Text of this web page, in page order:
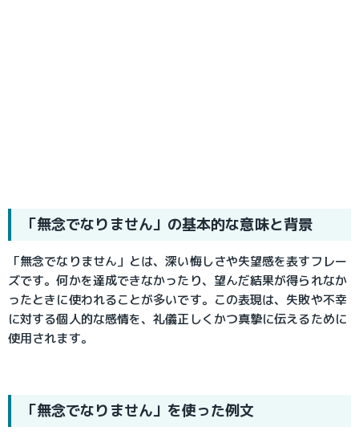
「無念でなりません」の基本的な意味と背景
「無念でなりません」とは、深い悔しさや失望感を表すフレー
ズです。何かを達成できなかったり、望んだ結果が得られなか
ったときに使われることが多いです。この表現は、失敗や不幸
に対する個人的な感情を、礼儀正しくかつ真摯に伝えるために
使用されます。
「無念でなりません」を使った例文